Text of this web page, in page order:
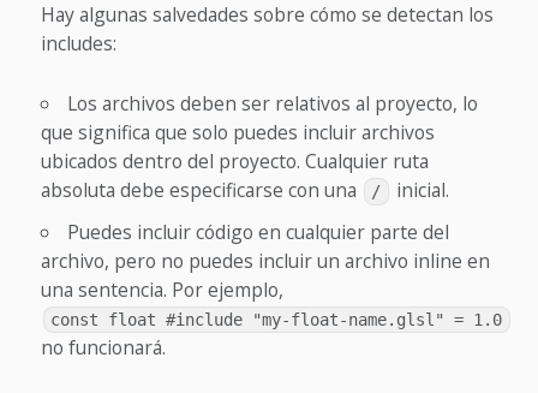
Hay algunas salvedades sobre cómo se detectan los
includes:
Los archivos deben ser relativos al proyecto, lo
que significa que solo puedes incluir archivos
ubicados dentro del proyecto. Cualquier ruta
absoluta debe especificarse con una
/
inicial.
Puedes incluir código en cualquier parte del
archivo, pero no puedes incluir un archivo inline en
una sentencia. Por ejemplo,
const float #include "my-float-name.glsl" = 1.0
no funcionará.